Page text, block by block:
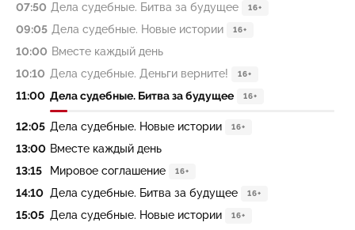
07:50 Дела судебные. Битва за будущее 16+
09:05 Дела судебные. Новые истории 16+
10:00 Вместе каждый день
10:10 Дела судебные. Деньги верните! 16+
11:00 Дела судебные. Битва за будущее 16+
12:05 Дела судебные. Новые истории 16+
13:00 Вместе каждый день
13:15
Мировое соглашение 16+
14:10 Дела судебные. Битва за будущее 16+
15:05 Дела судебные. Новые истории 16+